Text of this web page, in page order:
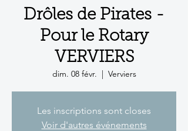
Drôles de Pirates -
Pour le Rotary
VERVIERS
dim. 08 févr.
  |
Verviers
Les inscriptions sont closes
Voir d'autres événements